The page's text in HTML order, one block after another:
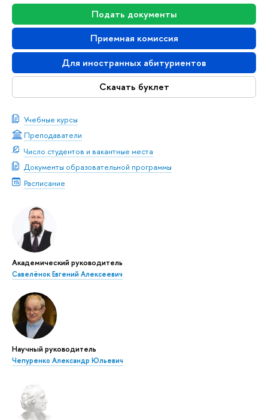
Подать документы
Приемная комиссия
Для иностранных абитуриенто
Скачать буклет
Учебные курсы
Преподаватели
Число студентов и вакантные места
Документы образовательной программы
Расписание
Академический руководитель
Савелёнок Евгений Алексеевич
Научный руководитель
Чепуренко Александр Юльевич